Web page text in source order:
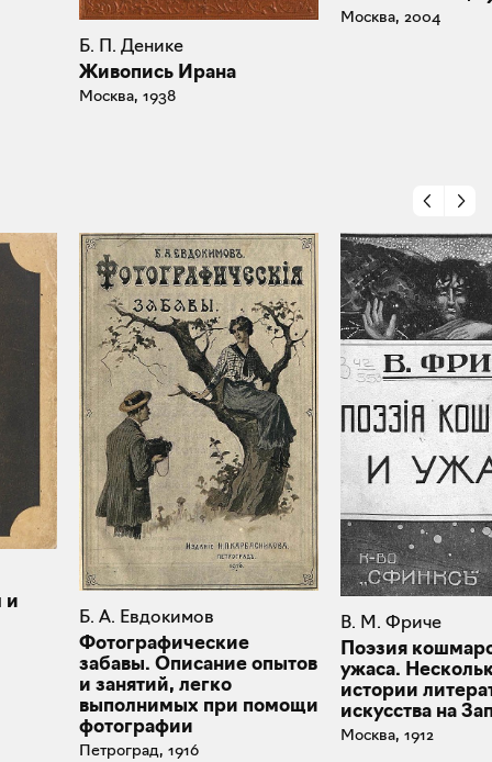
Б. П. Денике
Живопись Ирана
Москва, 1938
Москва, 2004
и
Б. А. Евдокимов
Фотографические
забавы. Описание опытов
и занятий, легко
выполнимых при помощи
фотографии
Петроград, 1916
В. М. Фриче
Поэзия
ужаса.
истории
искусства на
Москва, 1912